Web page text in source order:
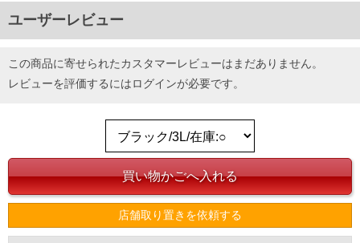
ユーザーレビュー
この商品に寄せられたカスタマーレビューはまだありません。
レビューを評価するにはログインが必要です。
店舗取り置きを依頼する